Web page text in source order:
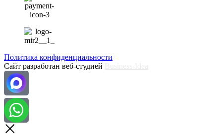
Политика конфиденциальности
Сайт разработан веб-студией